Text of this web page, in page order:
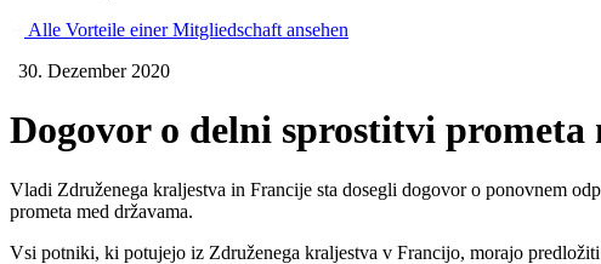
Alle Vorteile einer Mitgliedschaft ansehen
30. Dezember 2020
Dogovor o delni sprostitvi
Vladi Združenega kraljestva in Francije sta dosegli dogovor o ponovnem
prometa med državama.
Vsi potniki, ki potujejo iz Združenega kraljestva v Francijo, morajo